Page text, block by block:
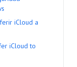
iCloud a
iCloud to